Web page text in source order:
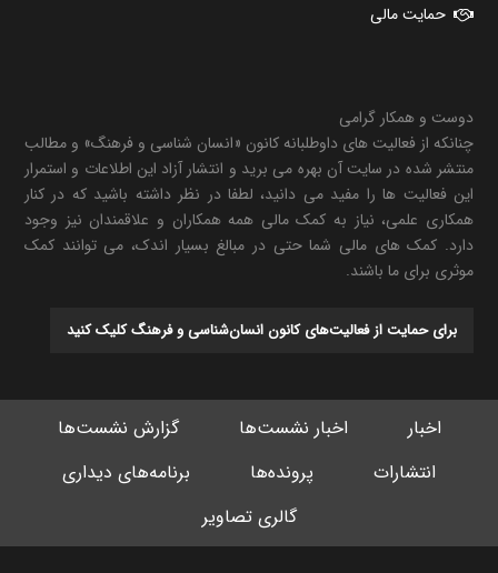
حمایت مالی
دوست و همکار گرامی
چنانکه از فعالیت های داوطلبانه کانون «انسان شناسی و فرهنگ» و مطالب
منتشر شده در سایت آن بهره می برید و انتشار آزاد این اطلاعات و استمرار
این فعالیت ها را مفید می دانید، لطفا در نظر داشته باشید که در کنار
همکاری علمی، نیاز به کمک مالی همه همکاران و علاقمندان نیز وجود
دارد. کمک های مالی شما حتی در مبالغ بسیار اندک، می توانند کمک
موثری برای ما باشند.
برای حمایت از فعالیت‌های کانون انسان‌شناسی و فرهنگ کلیک کنید
اخبار اخبار نشست‌ها
گزارش نشست‌ها
انتشارات
پرونده‌ها
برنامه‌های دیداری
گالری تصاویر